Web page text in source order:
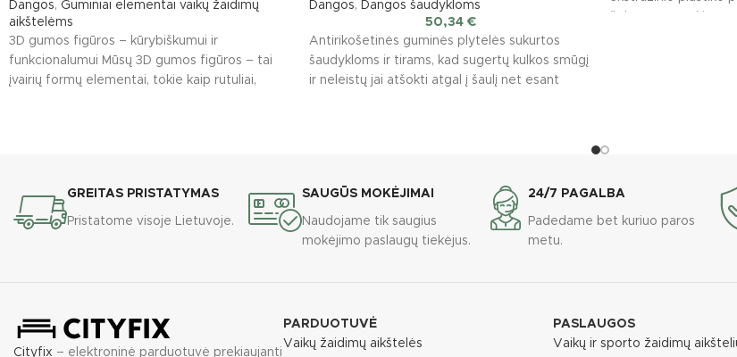
Dangos, Guminiai elementai vaikų žaidimų
aikštelėms
3D gumos figūros – kūrybiškumui ir
funkcionalumui Mūsų 3D gumos figūros – tai
įvairių formų elementai, tokie kaip rutuliai,
Dangos, Dangos šaudykloms
50,34 €
Antirikošetinės guminės plytelės sukurtos
šaudykloms ir tirams, kad sugertų kulkos smūgį
ir neleistų jai atšokti atgal į šaulį net esant
GREITAS PRISTATYMAS
Pristatome visoje Lietuvoje.
SAUGŪS MOKĖJIMAI
Naudojame tik saugius
mokėjimo paslaugų tiekėjus.
24/7 PAGALBA
Padedame bet kuriuo paros
metu.
Cityfix – elektroninė parduotuvė prekiaujanti
PARDUOTUVĖ
Vaikų žaidimų aikštelės
PASLAUGOS
Vaikų ir sporto žaidimų